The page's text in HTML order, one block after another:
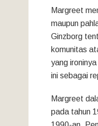
Margreet
maupun
Ginzborg
komunitas
yang
ini sebagai
Margreet
pada tahun